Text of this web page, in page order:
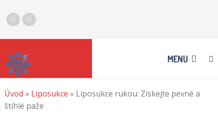
MENU
Úvod » Liposukce » Liposukce rukou: Získejte pevné a
štíhlé paže